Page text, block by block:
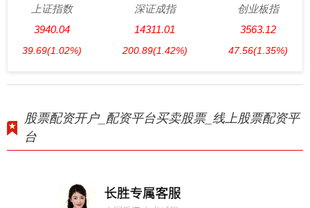
上证指数
3940.04
39.69(1.02%)
深证成指
14311.01
200.89(1.42%)
创业板指
3563.12
47.56(1.35%)
股票配资开户_配资平台买卖股票_线上股票配资平
台